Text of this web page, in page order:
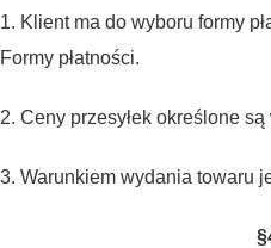
1. Klient ma do wyboru formy
Formy płatności.
2. Ceny przesyłek określone
3. Warunkiem wydania towaru